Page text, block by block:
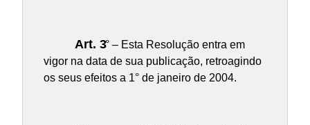
Art. 3° – Esta Resolução entra em
vigor na data de sua publicação, retroagindo
os seus efeitos a 1° de janeiro de 2004.